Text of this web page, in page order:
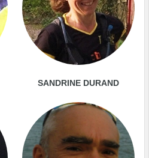
SANDRINE DURAND